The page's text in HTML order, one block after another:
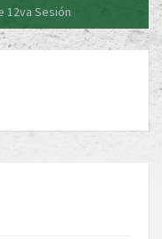
12va Sesión